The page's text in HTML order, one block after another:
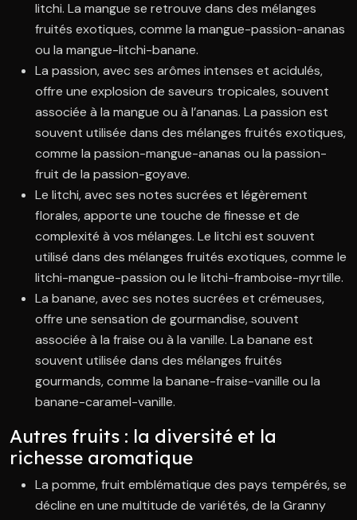
litchi. La mangue se retrouve dans des mélanges
fruités exotiques, comme la mangue-passion-ananas
ou la mangue-litchi-banane.
La passion, avec ses arômes intenses et acidulés,
offre une explosion de saveurs tropicales, souvent
associée à la mangue ou à l’ananas. La passion est
souvent utilisée dans des mélanges fruités exotiques,
comme la passion-mangue-ananas ou la passion-
fruit de la passion-goyave.
Le litchi, avec ses notes sucrées et légèrement
florales, apporte une touche de finesse et de
complexité à vos mélanges. Le litchi est souvent
utilisé dans des mélanges fruités exotiques, comme le
litchi-mangue-passion ou le litchi-framboise-myrtille.
La banane, avec ses notes sucrées et crémeuses,
offre une sensation de gourmandise, souvent
associée à la fraise ou à la vanille. La banane est
souvent utilisée dans des mélanges fruités
gourmands, comme la banane-fraise-vanille ou la
banane-caramel-vanille.
Autres fruits : la diversité et la
richesse aromatique
La pomme, fruit emblématique des pays tempérés, se
décline en une multitude de variétés, de la Granny